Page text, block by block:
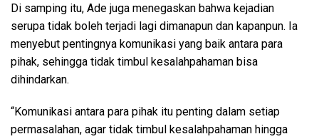
Di samping itu, Ade juga menegaskan bahwa kejadian
serupa tidak boleh terjadi lagi dimanapun dan kapanpun. Ia
menyebut pentingnya komunikasi yang baik antara para
pihak, sehingga tidak timbul kesalahpahaman bisa
dihindarkan.
“Komunikasi antara para pihak itu penting dalam setiap
permasalahan, agar tidak timbul kesalahpahaman hingga